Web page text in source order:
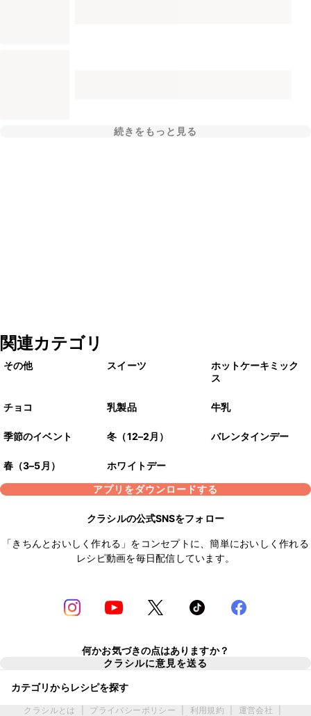
続きをもっと見る
関連カテゴリ
その他 スイーツ
ホットケーキミック
ス
チョコ 乳製品 牛乳
季節のイベント 冬（12–2月） バレンタインデー
春（3–5月）
ホワイトデー
アプリをダウンロードする
クラシルの公式SNSをフォロー
「きちんとおいしく作れる」をコンセプトに、簡単においしく作れる
レシピ動画を毎日配信しています。
何かお気づきの点はありますか？
クラシルに意見を送る
カテゴリからレシピを探す
クラシルとは プライバシーポリシー 利用規約 運営会社